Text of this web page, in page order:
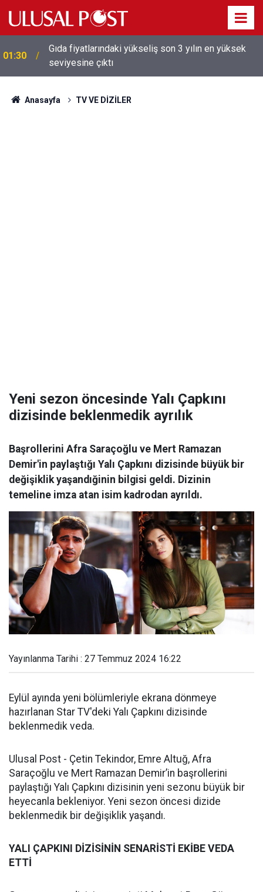
01:26
Galatasaray'dan sekiz kişi hakkında savcılığa suç
duyurusu
Anasayfa TV VE DİZİLER
Yeni sezon öncesinde Yalı Çapkını
dizisinde beklenmedik ayrılık
Başrollerini Afra Saraçoğlu ve Mert Ramazan
Demir'in paylaştığı Yalı Çapkını dizisinde büyük bir
değişiklik yaşandığinin bilgisi geldi. Dizinin
temeline imza atan isim kadrodan ayrıldı.
Yayınlanma Tarihi : 27 Temmuz 2024 16:22
Eylül ayında yeni bölümleriyle ekrana dönmeye
hazırlanan Star TV'deki Yalı Çapkını dizisinde
beklenmedik veda.
Ulusal Post - Çetin Tekindor, Emre Altuğ, Afra
Saraçoğlu ve Mert Ramazan Demir’in başrollerini
paylaştığı Yalı Çapkını dizisinin yeni sezonu büyük bir
heyecanla bekleniyor. Yeni sezon öncesi dizide
beklenmedik bir değişiklik yaşandı.
YALI ÇAPKINI DİZİSİNİN SENARİSTİ EKİBE VEDA
ETTİ